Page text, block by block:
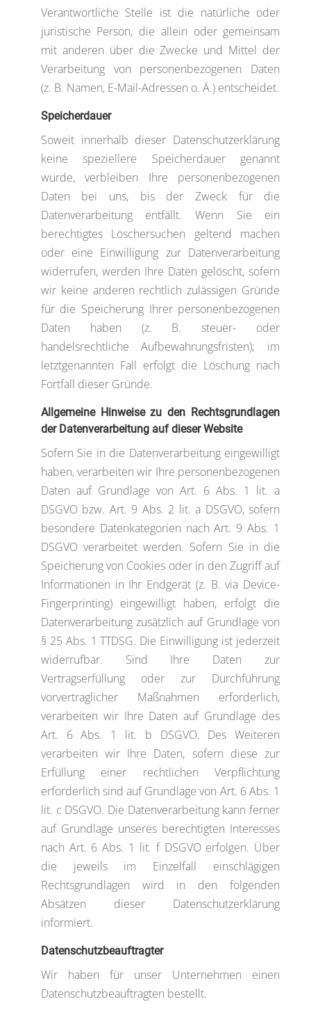
Verantwortliche Stelle ist die natürliche oder
juristische Person, die allein oder gemeinsam
mit anderen über die Zwecke und Mittel der
Verarbeitung von personenbezogenen Daten
(z. B. Namen, E-Mail-Adressen o. Ä.) entscheidet.
Speicherdauer
Soweit innerhalb dieser Datenschutzerklärung
keine speziellere Speicherdauer genannt
wurde, verbleiben Ihre personenbezogenen
Daten bei uns, bis der Zweck für die
Datenverarbeitung entfällt. Wenn Sie ein
berechtigtes Löschersuchen geltend machen
oder eine Einwilligung zur Datenverarbeitung
widerrufen, werden Ihre Daten gelöscht, sofern
wir keine anderen rechtlich zulässigen Gründe
für die Speicherung Ihrer personenbezogenen
Daten haben (z. B. steuer- oder
handelsrechtliche Aufbewahrungsfristen); im
letztgenannten Fall erfolgt die Löschung nach
Fortfall dieser Gründe.
Allgemeine Hinweise zu den Rechtsgrundlagen
der Datenverarbeitung auf dieser Website
Sofern Sie in die Datenverarbeitung eingewilligt
haben, verarbeiten wir Ihre personenbezogenen
Daten auf Grundlage von Art. 6 Abs. 1 lit. a
DSGVO bzw. Art. 9 Abs. 2 lit. a DSGVO, sofern
besondere Datenkategorien nach Art. 9 Abs. 1
DSGVO verarbeitet werden. Sofern Sie in die
Speicherung von Cookies oder in den Zugriff auf
Informationen in Ihr Endgerät (z. B. via Device-
Fingerprinting) eingewilligt haben, erfolgt die
Datenverarbeitung zusätzlich auf Grundlage von
§ 25 Abs. 1 TTDSG. Die Einwilligung ist jederzeit
widerrufbar. Sind Ihre Daten zur
Vertragserfüllung oder zur Durchführung
vorvertraglicher Maßnahmen erforderlich,
verarbeiten wir Ihre Daten auf Grundlage des
Art. 6 Abs. 1 lit. b DSGVO. Des Weiteren
verarbeiten wir Ihre Daten, sofern diese zur
Erfüllung einer rechtlichen Verpflichtung
erforderlich sind auf Grundlage von Art. 6 Abs. 1
lit. c DSGVO. Die Datenverarbeitung kann ferner
auf Grundlage unseres berechtigten Interesses
nach Art. 6 Abs. 1 lit. f DSGVO erfolgen. Über
die jeweils im Einzelfall einschlägigen
Rechtsgrundlagen wird in den folgenden
Absätzen dieser Datenschutzerklärung
informiert.
Datenschutz­beauftragter
Wir haben für unser Unternehmen einen
Datenschutzbeauftragten bestellt.